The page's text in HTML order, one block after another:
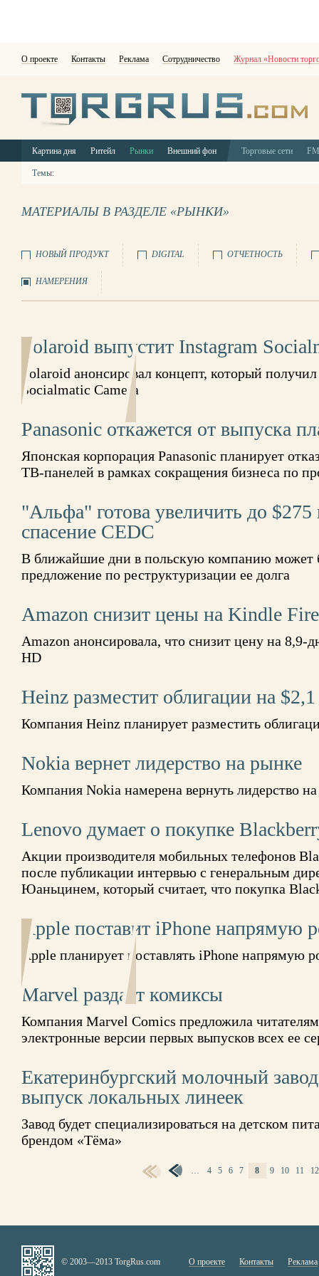
О проекте Контакты Реклама Сотрудничество Журнал «Новости
Картина дня Ритейл Рынки Внешний фон Торговые сети
Темы:
МАТЕРИАЛЫ В РАЗДЕЛЕ «РЫНКИ»
НОВЫЙ ПРОДУКТ DIGITAL ОТЧЕТНОСТЬ
НАМЕРЕНИЯ
Polaroid выпустит Instagram
Polaroid анонсировал концепт, который
Socialmatic Camera
Panasonic откажется от выпуска
Японская корпорация Panasonic планирует
ТВ-панелей в рамках сокращения бизнеса по
"Альфа" готова увеличить до
спасение CEDC
В ближайшие дни в польскую компанию может
предложение по реструктуризации ее долга
Amazon снизит цены на Kindle
Amazon анонсировала, что снизит цену на
HD
Heinz разместит облигации на
Компания Heinz планирует разместить
Nokia вернет лидерство на рынке
Компания Nokia намерена вернуть лидерство
Lenovo думает о покупке
Акции производителя мобильных телефонов
после публикации интервью с генеральным
Юаньцинем, который считает, что покупка
Apple поставит iPhone напрямую
Apple планирует поставлять iPhone напрямую
Marvel раздаст комиксы
Компания Marvel Comics предложила читателям
электронные версии первых выпусков всех ее
Екатеринбургский молочный
выпуск локальных линеек
Завод будет специализироваться на детском
брендом «Тёма»
… 4 5 6 7 8 9 10 11 12
© 2003—2013 TorgRus.com О проекте Контакты Реклама